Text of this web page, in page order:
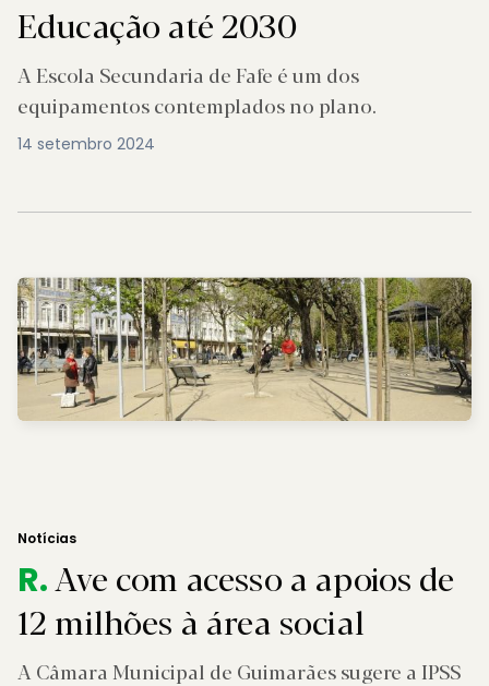
Educação até 2030
A Escola Secundaria de Fafe é um dos
equipamentos contemplados no plano.
14 setembro 2024
Notícias
R.Ave com acesso a apoios de
12 milhões à área social
A Câmara Municipal de Guimarães sugere a IPSS